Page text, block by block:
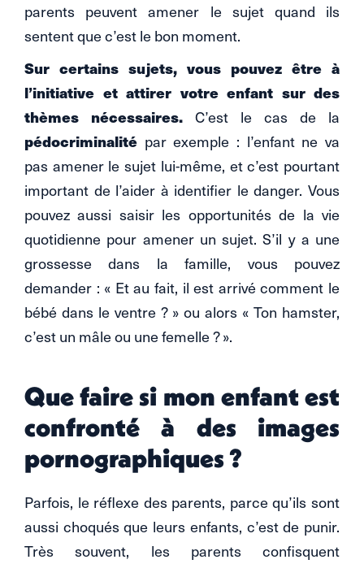
parents peuvent amener le sujet quand ils
sentent que c’est le bon moment.
Sur certains sujets, vous pouvez être à
l’initiative et attirer votre enfant sur des
thèmes nécessaires. C’est le cas de la
pédocriminalité par exemple : l’enfant ne va
pas amener le sujet lui-même, et c’est pourtant
important de l’aider à identifier le danger. Vous
pouvez aussi saisir les opportunités de la vie
quotidienne pour amener un sujet. S’il y a une
grossesse dans la famille, vous pouvez
demander : « Et au fait, il est arrivé comment le
bébé dans le ventre ? » ou alors « Ton hamster,
c’est un mâle ou une femelle ? ».
Que faire si mon enfant est
confronté à des images
pornographiques ?
Parfois, le réflexe des parents, parce qu’ils sont
aussi choqués que leurs enfants, c’est de punir.
Très souvent, les parents confisquent